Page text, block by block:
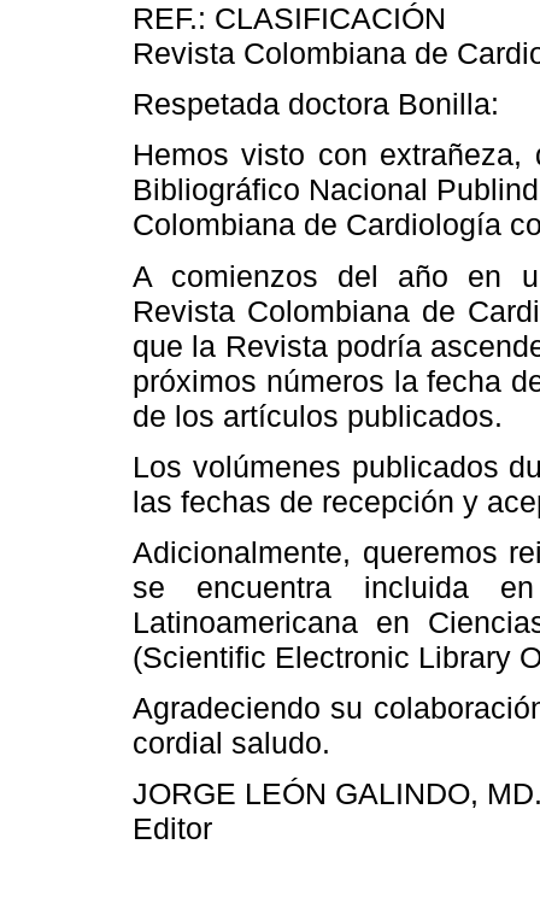
REF.: CLASIFICACIÓN
Revista Colombiana de
Respetada doctora Bonilla:
Hemos visto con
Bibliográfico Nacional
Colombiana de Cardiología
A comienzos del año en
Revista Colombiana de
que la Revista podría
próximos números la fecha
de los artículos publicados.
Los volúmenes publicados
las fechas de recepción y
Adicionalmente, queremos
se encuentra incluida
Latinoamericana en
(Scientific Electronic Library
Agradeciendo su
cordial saludo.
JORGE LEÓN GALINDO,
Editor